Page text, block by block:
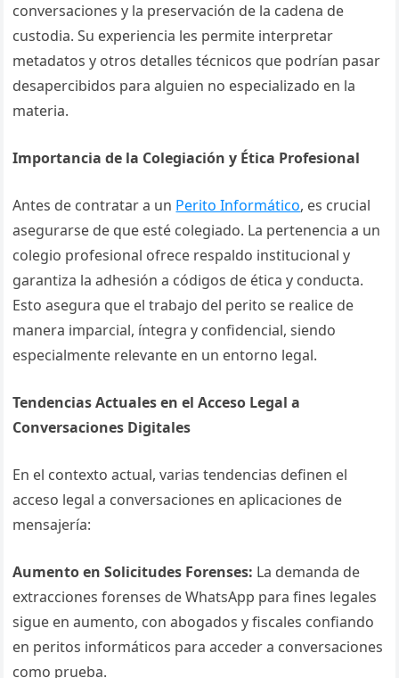
conversaciones y la preservación de la cadena de
custodia. Su experiencia les permite interpretar
metadatos y otros detalles técnicos que podrían pasar
desapercibidos para alguien no especializado en la
materia.
Importancia de la Colegiación y Ética Profesional
Antes de contratar a un Perito Informático, es crucial
asegurarse de que esté colegiado. La pertenencia a un
colegio profesional ofrece respaldo institucional y
garantiza la adhesión a códigos de ética y conducta.
Esto asegura que el trabajo del perito se realice de
manera imparcial, íntegra y confidencial, siendo
especialmente relevante en un entorno legal.
Tendencias Actuales en el Acceso Legal a
Conversaciones Digitales
En el contexto actual, varias tendencias definen el
acceso legal a conversaciones en aplicaciones de
mensajería:
Aumento en Solicitudes Forenses: La demanda de
extracciones forenses de WhatsApp para fines legales
sigue en aumento, con abogados y fiscales confiando
en peritos informáticos para acceder a conversaciones
como prueba.